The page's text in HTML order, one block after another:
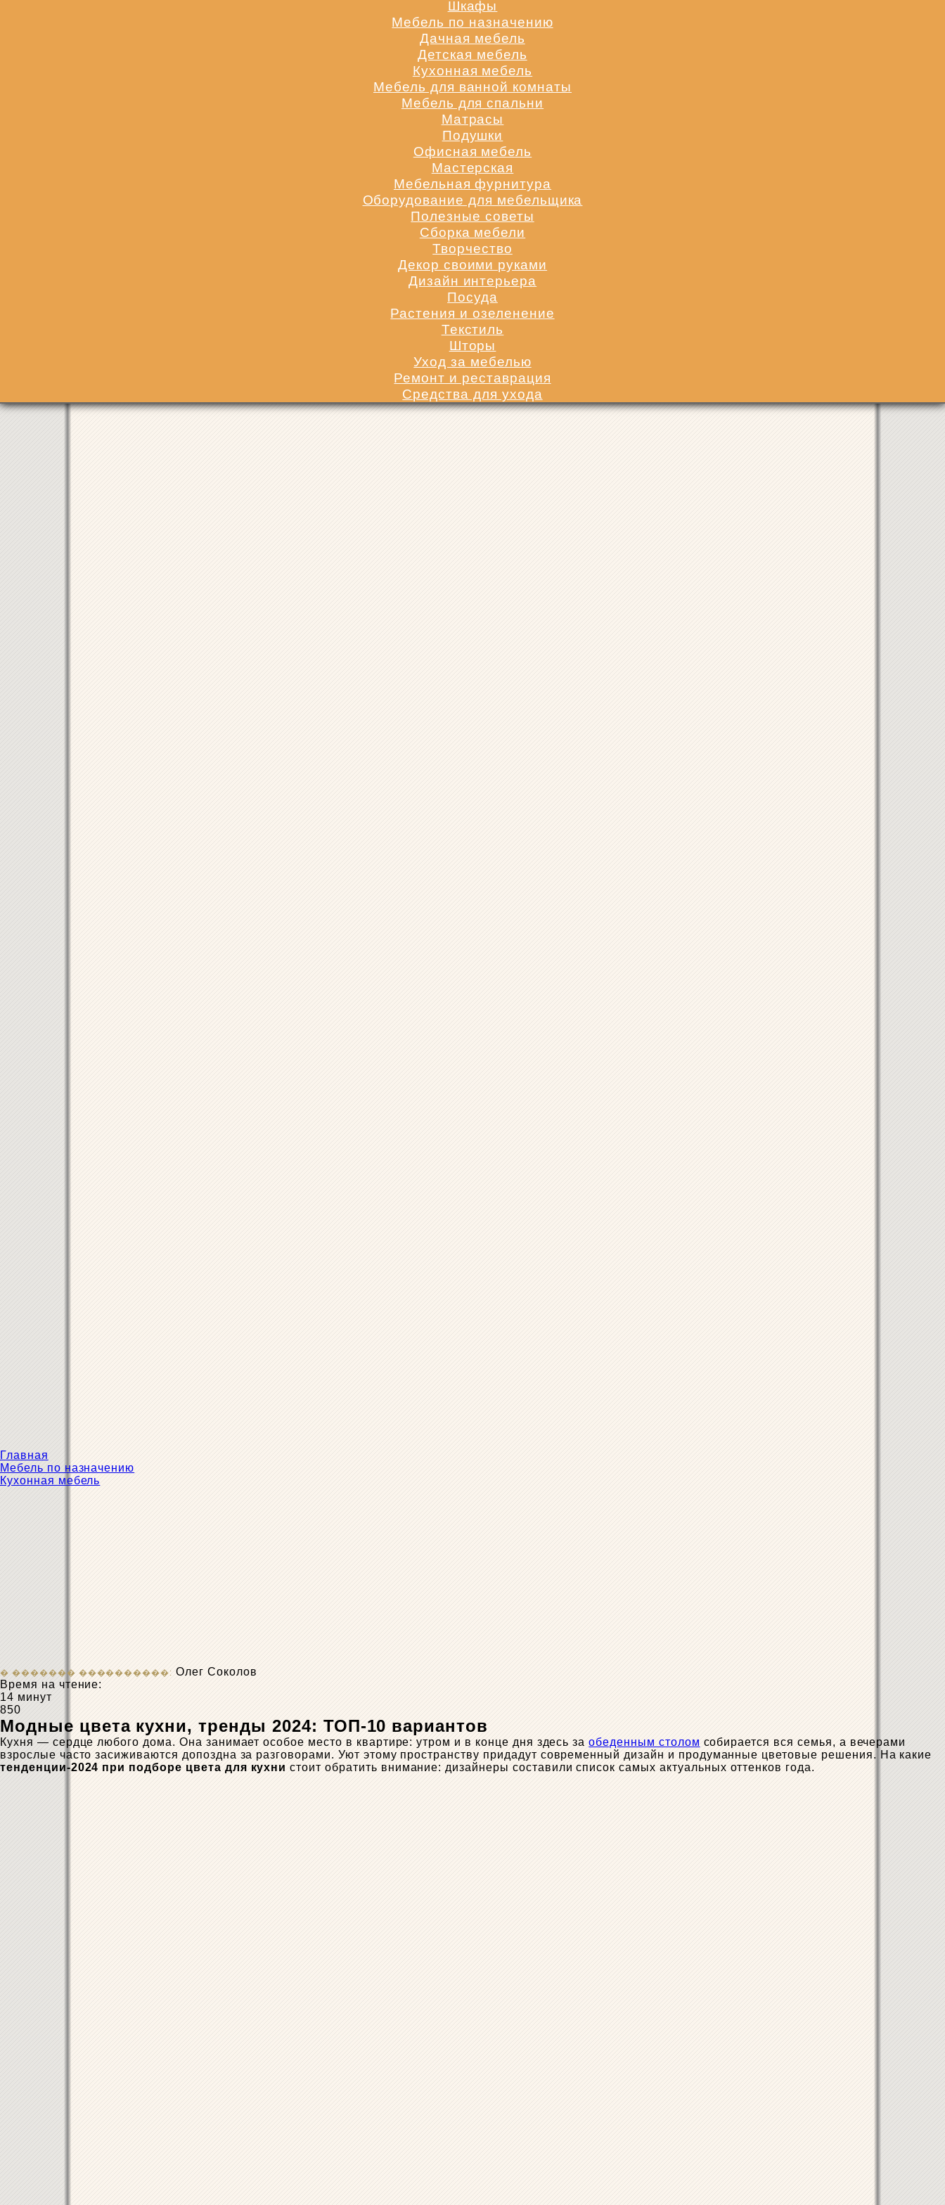
Шкафы
Мебель по назначению
Дачная мебель
Детская мебель
Кухонная мебель
Мебель для ванной комнаты
Мебель для спальни
Матрасы
Подушки
Офисная мебель
Мастерская
Мебельная фурнитура
Оборудование для мебельщика
Полезные советы
Сборка мебели
Творчество
Декор своими руками
Дизайн интерьера
Посуда
Растения и озеленение
Текстиль
Шторы
Уход за мебелью
Ремонт и реставрация
Средства для ухода
Главная
Мебель по назначению
Кухонная мебель
Олег Соколов
Время на чтение:
14 минут
850
Модные цвета кухни, тренды 2024: ТОП-10 вариантов
Кухня — сердце любого дома. Она занимает особое место в квартире: утром и в конце дня здесь заобеденным столом собирается вся семья, а вечерами
взрослые часто засиживаются допоздна за разговорами. Уют этому пространству придадут современный дизайн и продуманные цветовые решения. На какие
тенденции-2024 при подборе цвета для кухни стоит обратить внимание: дизайнеры составили список самых актуальных оттенков года.